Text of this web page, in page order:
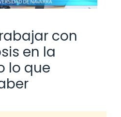
con
en la
lo que